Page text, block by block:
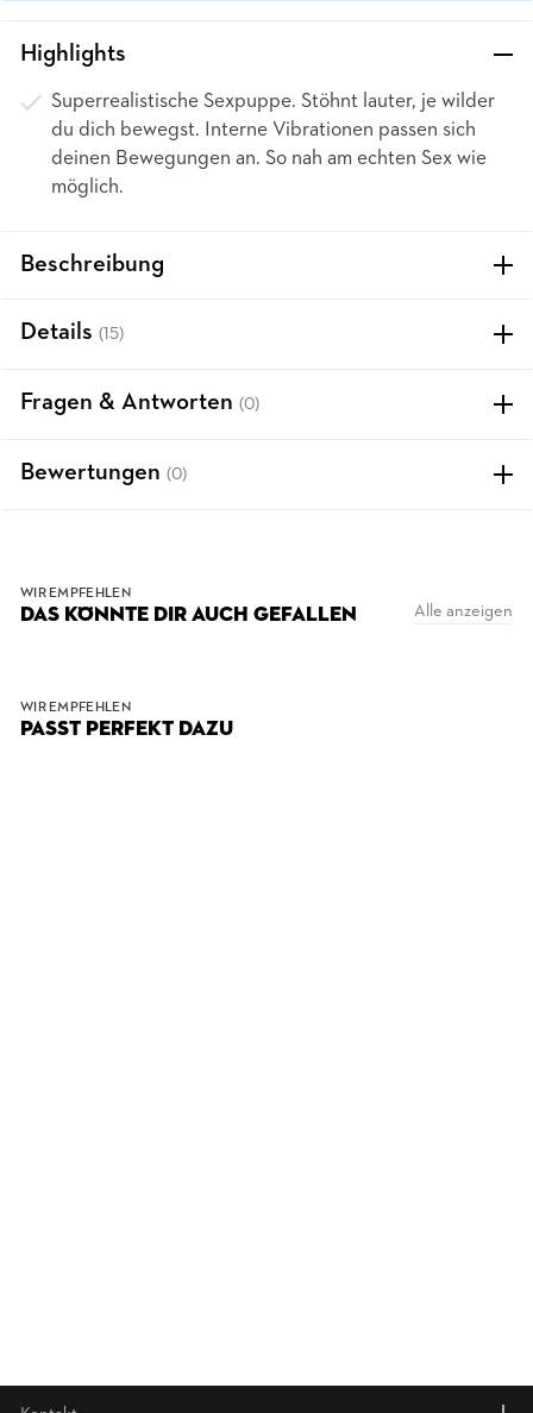
Highlights
Superrealistische Sexpuppe. Stöhnt lauter, je wilder
du dich bewegst. Interne Vibrationen passen sich
deinen Bewegungen an. So nah am echten Sex wie
möglich.
Beschreibung
Details (15)
Fragen & Antworten (0)
Bewertungen (0)
WIR EMPFEHLEN
DAS KÖNNTE DIR AUCH GEFALLEN Alle anzeigen
WIR EMPFEHLEN
PASST PERFEKT DAZU